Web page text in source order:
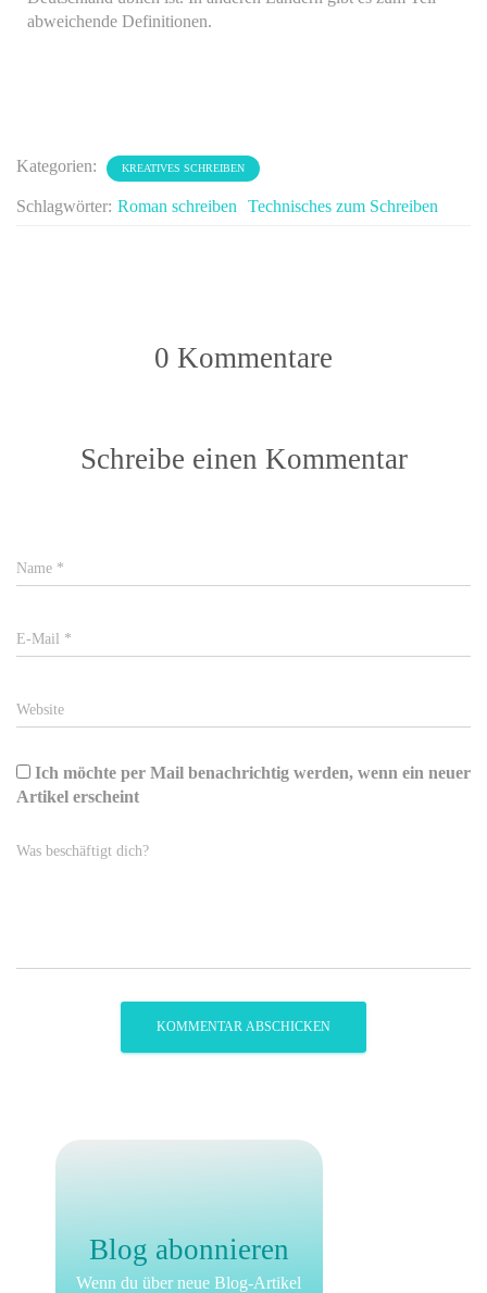
abweichende Definitionen.
Kategorien: KREATIVES SCHREIBEN
Schlagwörter: Roman schreiben Technisches zum Schreiben
0 Kommentare
Schreibe einen Kommentar
Name *
E-Mail *
Website
Ich möchte per Mail benachrichtig werden, wenn ein neuer
Artikel erscheint
Was beschäftigt dich?
Blog abonnieren
Wenn du über neue Blog-Artikel